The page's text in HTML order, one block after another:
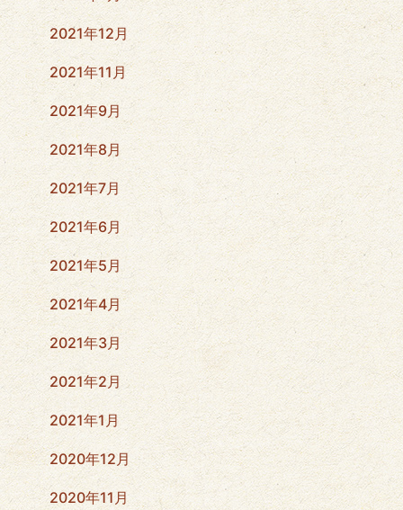
2021年12月
2021年11月
2021年9月
2021年8月
2021年7月
2021年6月
2021年5月
2021年4月
2021年3月
2021年2月
2021年1月
2020年12月
2020年11月